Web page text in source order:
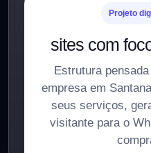
Projeto
sites com
Estrutura
empresa em
seus serviços,
visitante para o